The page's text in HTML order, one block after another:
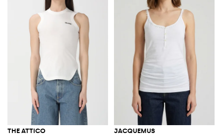
THE ATTICO JACQUEMUS